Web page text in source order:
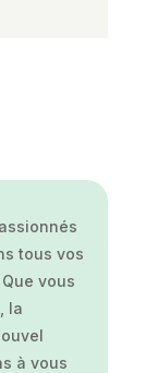
tous vos
vous
la
à vous